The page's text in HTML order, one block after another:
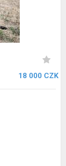
18 000 CZK